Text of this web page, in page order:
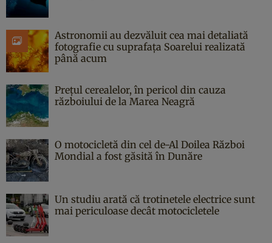
Astronomii au dezvăluit cea mai detaliată
fotografie cu suprafața Soarelui realizată
până acum
Prețul cerealelor, în pericol din cauza
războiului de la Marea Neagră
O motocicletă din cel de-Al Doilea Război
Mondial a fost găsită în Dunăre
Un studiu arată că trotinetele electrice sunt
mai periculoase decât motocicletele